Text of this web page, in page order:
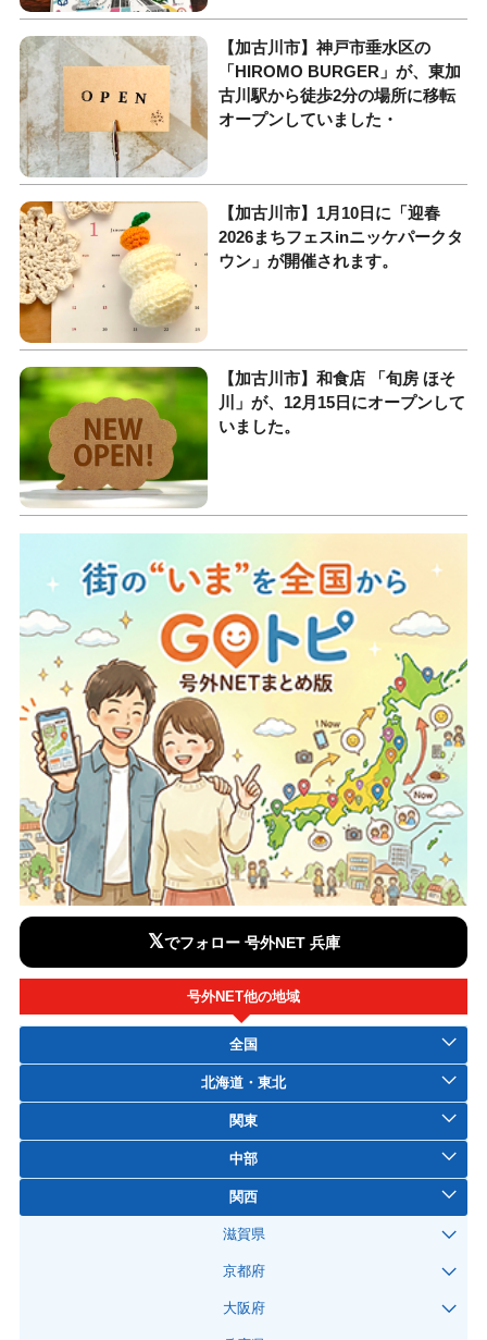
【加古川市】神戸市垂水区の
「HIROMO BURGER」が、東加
古川駅から徒歩2分の場所に移転
オープンしていました・
【加古川市】1月10日に「迎春
2026まちフェスinニッケパークタ
ウン」が開催されます。
【加古川市】和食店 「旬房 ほそ
川」が、12月15日にオープンして
いました。
𝕏でフォロー 号外NET 兵庫
号外NET他の地域
全国
北海道・東北
関東
中部
関西
滋賀県
京都府
大阪府